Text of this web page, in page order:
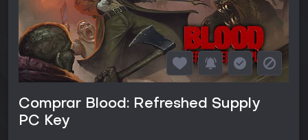
Comprar Blood: Refreshed Supply
PC Key